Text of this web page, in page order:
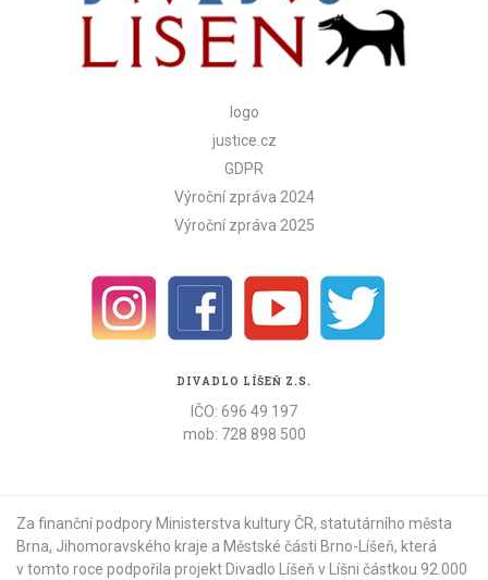
logo
justice.cz
GDPR
Výroční zpráva 2024
Výroční zpráva 2025
DIVADLO LÍŠEŇ Z.S.
IČO: 696 49 197
mob: 728 898 500
Za finanční podpory Ministerstva kultury ČR, statutárního města
Brna, Jihomoravského kraje a Městské části Brno-Líšeň, která
v tomto roce podpořila projekt Divadlo Líšeň v Líšni částkou 92.000